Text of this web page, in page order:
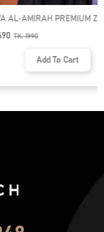
AL‑AMIRAH PREMIUM
ABAYA
TK.1990
Add To Cart